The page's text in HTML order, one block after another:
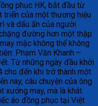
phục HK, bắt đầu từ
triển của một thương hiệu
và dấu ấn của người
đường hơn một thập
mặc không thể không
Phạm Văn Khanh –
Từ những ngày đầu khởi
cho đến khi trở thành một
nay, câu chuyện của ông
xưởng may, mà là khát
áo đồng phục tại Việt